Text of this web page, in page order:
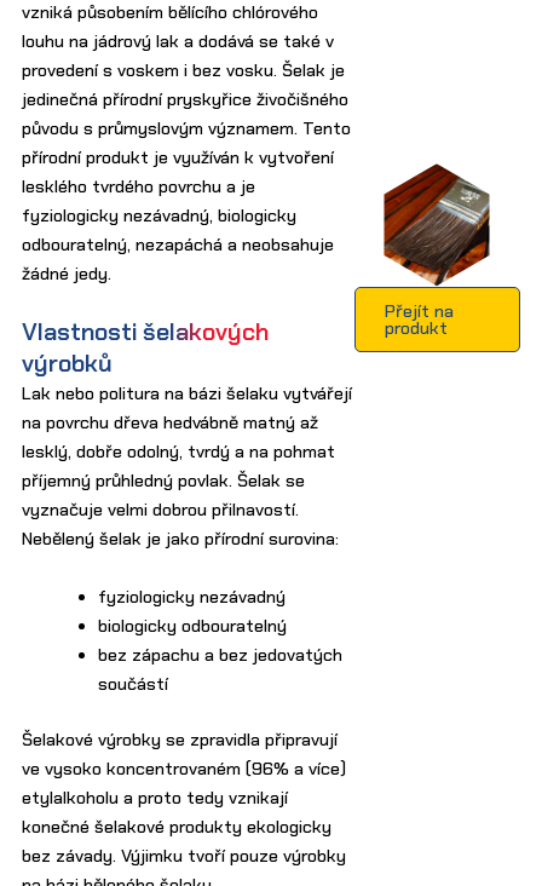
vzniká působením bělícího chlórového
louhu na jádrový lak a dodává se také v
provedení s voskem i bez vosku. Šelak je
jedinečná přírodní pryskyřice živočišného
původu s průmyslovým významem. Tento
přírodní produkt je využíván k vytvoření
lesklého tvrdého povrchu a je
fyziologicky nezávadný, biologicky
odbouratelný, nezapáchá a neobsahuje
žádné jedy.
Vlastnosti šelakových
výrobků
Lak nebo politura na bázi šelaku vytvářejí
na povrchu dřeva hedvábně matný až
lesklý, dobře odolný, tvrdý a na pohmat
příjemný průhledný povlak. Šelak se
vyznačuje velmi dobrou přilnavostí.
Nebělený šelak je jako přírodní surovina:
fyziologicky nezávadný
biologicky odbouratelný
bez zápachu a bez jedovatých
součástí
Šelakové výrobky se zpravidla připravují
ve vysoko koncentrovaném (96% a více)
etylalkoholu a proto tedy vznikají
konečné šelakové produkty ekologicky
bez závady. Výjimku tvoří pouze výrobky
Přejít na
produkt